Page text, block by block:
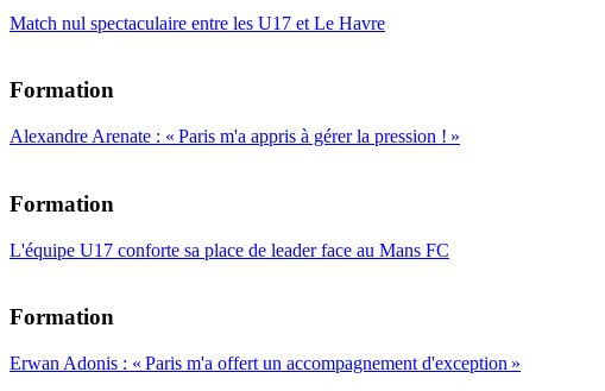
Match nul spectaculaire entre les U17 et Le Havre
Formation
Alexandre Arenate : « Paris m'a appris à gérer la pression ! »
Formation
L'équipe U17 conforte sa place de leader face au Mans FC
Formation
Erwan Adonis : « Paris m'a offert un accompagnement d'exception »